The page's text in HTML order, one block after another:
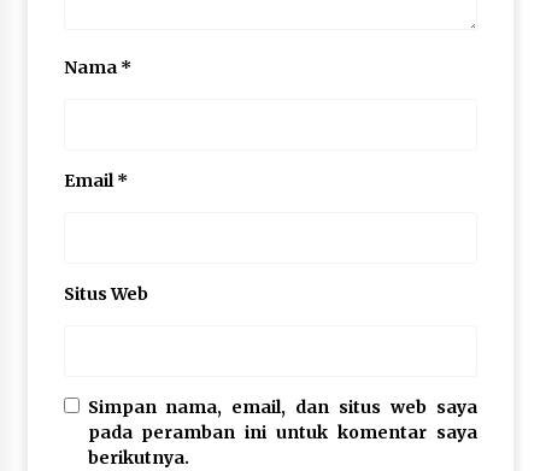
Nama *
Email*
Situs Web
Simpan nama, email, dan situs web saya
pada peramban ini untuk komentar saya
berikutnya.